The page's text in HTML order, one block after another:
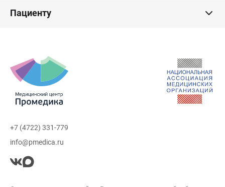
Пациенту
+7 (4722) 331-779
info@pmedica.ru